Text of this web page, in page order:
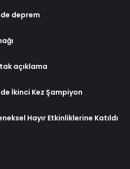
deprem
açıklama
İkinci Kez Şampiyon
Hayır Etkinliklerine Katıldı